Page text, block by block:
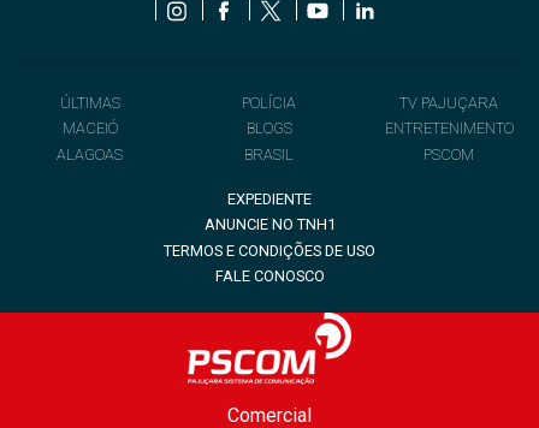
ÚLTIMAS
MACEIÓ
ALAGOAS
POLÍCIA
BLOGS
BRASIL
TV PAJUÇARA
ENTRETENIMENTO
PSCOM
EXPEDIENTE
ANUNCIE NO TNH1
TERMOS E CONDIÇÕES DE USO
FALE CONOSCO
Comercial